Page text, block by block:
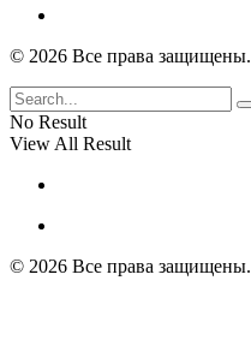
© 2026 Все права защищены.
No Result
View All Result
© 2026 Все права защищены.